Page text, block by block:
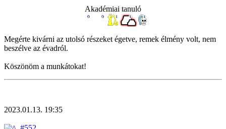
Akadémiai tanuló
Megérte kivárni az utolsó részeket égetve, remek élmény volt, nem
beszélve az évadról.
Köszönöm a munkátokat!
2023.01.13. 19:35